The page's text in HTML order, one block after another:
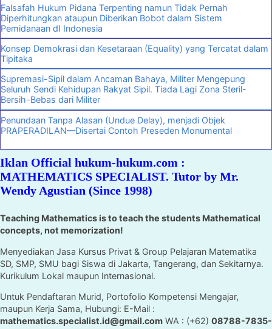
Falsafah Hukum Pidana Terpenting namun Tidak Pernah
Diperhitungkan ataupun Diberikan Bobot dalam Sistem
Pemidanaan dI Indonesia
Konsep Demokrasi dan Kesetaraan (Equality) yang Tercatat dalam
Tipitaka
Supremasi-Sipil dalam Ancaman Bahaya, Militer Mengepung
Seluruh Sendi Kehidupan Rakyat Sipil. Tiada Lagi Zona Steril-
Bersih-Bebas dari Militer
Penundaan Tanpa Alasan (Undue Delay), menjadi Objek
PRAPERADILAN—Disertai Contoh Preseden Monumental
Iklan Official hukum-hukum.com :
MATHEMATICS SPECIALIST. Tutor by Mr.
Wendy Agustian (Since 1998)
Teaching Mathematics is to teach the students Mathematical
concepts, not memorization!
Menyediakan Jasa Kursus Privat & Group Pelajaran Matematika
SD, SMP, SMU bagi Siswa di Jakarta, Tangerang, dan Sekitarnya.
Kurikulum Lokal maupun Internasional.
Untuk Pendaftaran Murid, Portofolio Kompetensi Mengajar,
maupun Kerja Sama, Hubungi: E-Mail :
mathematics.specialist.id@gmail.com WA : (+62) 08788-7835-